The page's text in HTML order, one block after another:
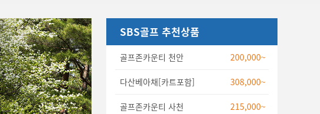
SBS골프 추천상품
골프존카운티 천안 200,000~
다산베아채[카트포함] 308,000~
골프존카운티 사천 215,000~